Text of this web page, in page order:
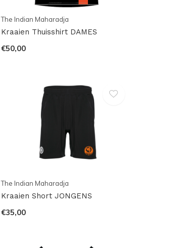
The Indian Maharadja
Kraaien Thuisshirt DAMES
€50,00
The Indian Maharadja
Kraaien Short JONGENS
€35,00